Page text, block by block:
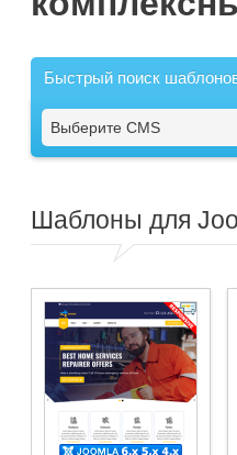
Быстрый поиск
Выберите CMS
Шаблоны для